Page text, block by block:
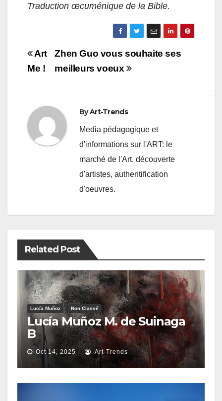
Traduction œcuménique de la Bible.
Navigation
de
Zhen Guo vous souhaite ses
meilleurs voeux
Art
Me !
ByArt-Trends
Media pédagogique et
d'informations sur l'ART: le
marché de l'Art, découverte
d'artistes, authentification
d'oeuvres.
Related Post
Lucía Muñoz Non Classé
Lucía Muñoz M. de Suinaga
B
Oct 14, 2025 Art-Trends